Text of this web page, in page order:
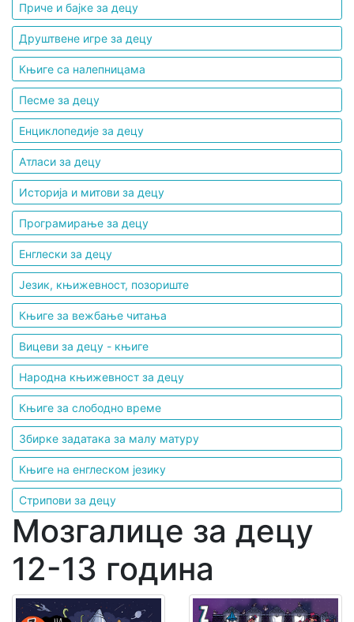
Приче и бајке за децу
Друштвене игре за децу
Књиге са налепницама
Песме за децу
Енциклопедије за децу
Атласи за децу
Историја и митови за децу
Програмирање за децу
Енглески за децу
Језик, књижевност, позориште
Књиге за вежбање читања
Вицеви за децу - књиге
Народна књижевност за децу
Књиге за слободно време
Збирке задатака за малу матуру
Књиге на енглеском језику
Стрипови за децу
Мозгалице за децу
12-13 година